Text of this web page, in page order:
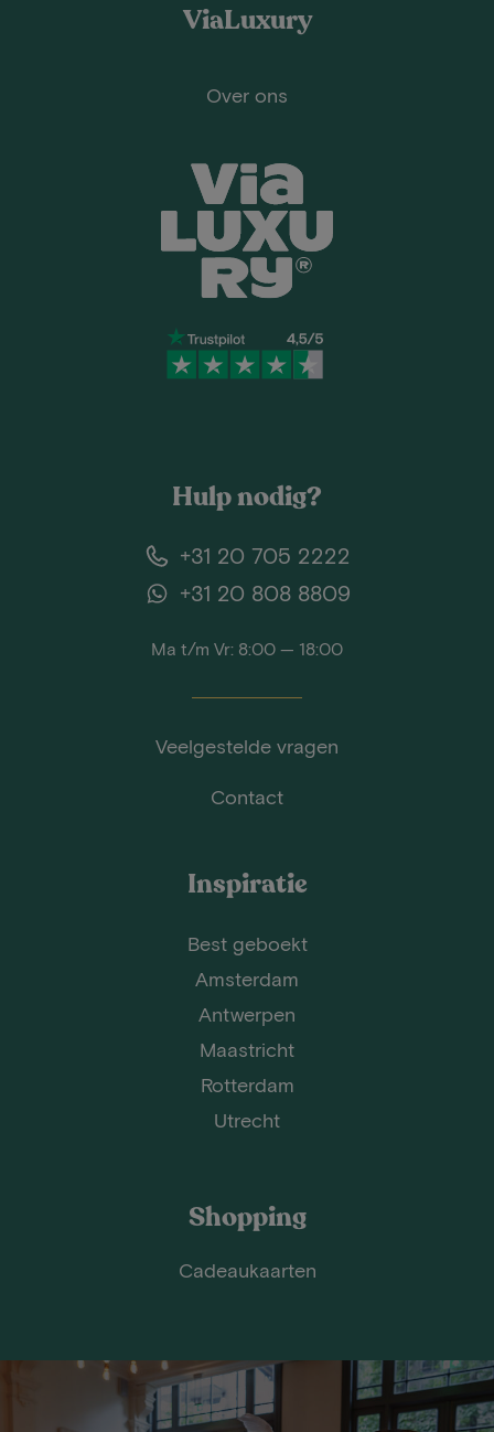
ViaLuxury
Over ons
Hulp nodig?
+31 20 705 2222
+31 20 808 8809
Ma t/m Vr: 8:00 — 18:00
Veelgestelde vragen
Contact
Inspiratie
Best geboekt
Amsterdam
Antwerpen
Maastricht
Rotterdam
Utrecht
Shopping
Cadeaukaarten